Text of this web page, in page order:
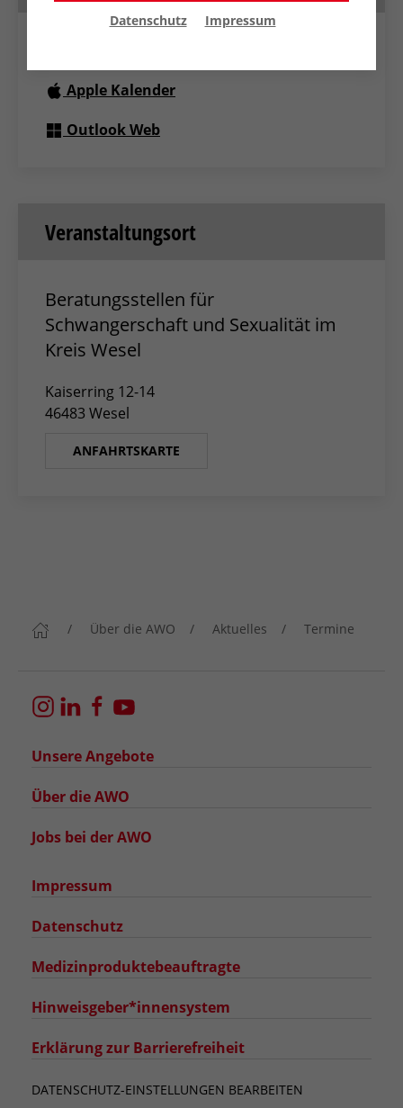
Apple Kalender
Outlook Web
Veranstaltungsort
Beratungsstellen für
Schwangerschaft und Sexualität im
Kreis Wesel
Kaiserring 12-14
46483 Wesel
ANFAHRTSKARTE
Über die AWO Aktuelles Termine
Unsere Angebote
Über die AWO
Jobs bei der AWO
Impressum
Datenschutz
Medizinproduktebeauftragte
Hinweisgeber*innensystem
Erklärung zur Barrierefreiheit
DATENSCHUTZ-EINSTELLUNGEN BEARBEITEN
Datenschutz
Impressum